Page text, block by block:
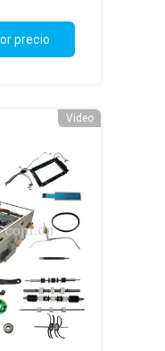
precio
Video